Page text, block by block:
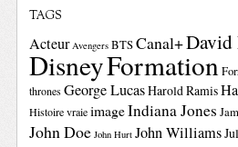
TAGS
Acteur Avengers BTSCanal+David
DisneyFormation
thrones George LucasHarold Ramis
Histoire vraie imageIndiana Jones
John Doe John Hurt John Williams